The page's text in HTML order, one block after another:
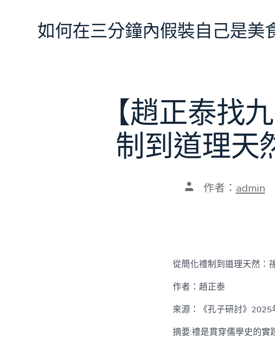
如何在三分鐘內假裝自己是美
【趙正泰找
制到道理天
文 作者： admin
從簡化禮制到道理天然：
作者：趙正泰
來源：《孔子研討》2025
摘要:禮是貫穿儒學史的